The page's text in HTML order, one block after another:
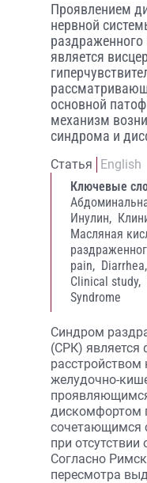
Проявлением
нервной
является
основной
механизм
синдрома и
Статья
English
Ключевые
Инулин,
Масляная
pain, Diarrhea,
Clinical study,
Syndrome
Синдром
(СРК)
расстройством
желудочно-
дискомфортом
сочетающимся
при отсутствии
Согласно
пересмотра